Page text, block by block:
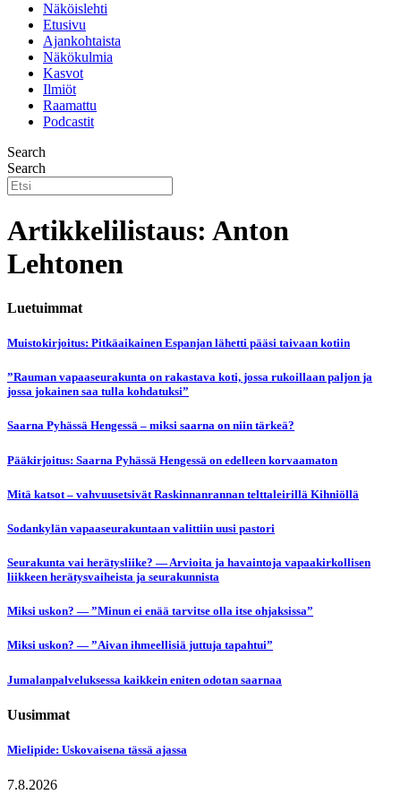
Näköislehti
Etusivu
Ajankohtaista
Näkökulmia
Kasvot
Ilmiöt
Raamattu
Podcastit
Search
Search
Artikkelilistaus: Anton
Lehtonen
Luetuimmat
Muistokirjoitus: Pitkäaikainen Espanjan lähetti pääsi taivaan kotiin
”Rauman vapaaseurakunta on rakastava koti, jossa rukoillaan paljon ja
jossa jokainen saa tulla kohdatuksi”
Saarna Pyhässä Hengessä – miksi saarna on niin tärkeä?
Pääkirjoitus: Saarna Pyhässä Hengessä on edelleen korvaamaton
Mitä katsot – vahvuusetsivät Raskinnanrannan telttaleirillä Kihniöllä
Sodankylän vapaaseurakuntaan valittiin uusi pastori
Seurakunta vai herätysliike? — Arvioita ja havaintoja vapaakirkollisen
liikkeen herätysvaiheista ja seurakunnista
Miksi uskon? — ”Minun ei enää tarvitse olla itse ohjaksissa”
Miksi uskon? — ”Aivan ihmeellisiä juttuja tapahtui”
Jumalanpalveluksessa kaikkein eniten odotan saarnaa
Uusimmat
Mielipide: Uskovaisena tässä ajassa
7.8.2026